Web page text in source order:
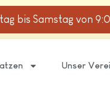
bis Samstag von
Unser